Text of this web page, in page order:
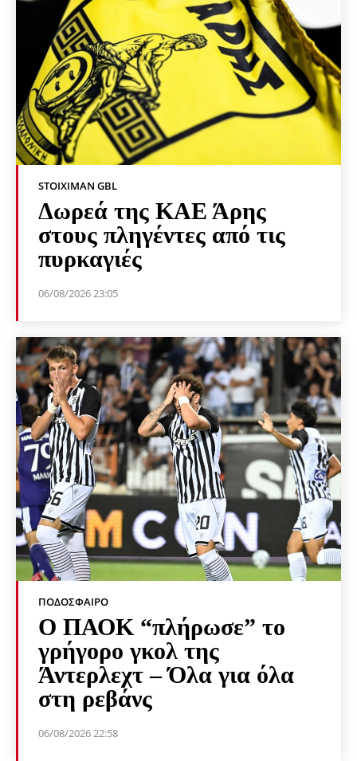
STOIXIMAN GBL
Δωρεά της ΚΑΕ Άρης
στους πληγέντες από τις
πυρκαγιές
06/08/2026 23:05
ΠΟΔΌΣΦΑΙΡΟ
Ο ΠΑΟΚ “πλήρωσε” το
γρήγορο γκολ της
Άντερλεχτ – Όλα για όλα
στη ρεβάνς
06/08/2026 22:58